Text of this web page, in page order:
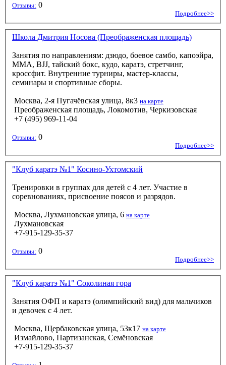
Отзывы: 0
Подробнее>>
Школа Дмитрия Носова (Преображенская площадь)
Занятия по направлениям: дзюдо, боевое самбо, капоэйра,
ММА, BJJ, тайский бокс, кудо, каратэ, стретчинг,
кроссфит. Внутренние турниры, мастер-классы,
семинары и спортивные сборы.
Москва, 2-я Пугачёвская улица, 8к3 на карте
Преображенская площадь, Локомотив, Черкизовская
+7 (495) 969-11-04
Отзывы: 0
Подробнее>>
"Клуб каратэ №1" Косино-Ухтомский
Тренировки в группах для детей с 4 лет. Участие в
соревнованиях, присвоение поясов и разрядов.
Москва, Лухмановская улица, 6 на карте
Лухмановская
+7-915-129-35-37
Отзывы: 0
Подробнее>>
"Клуб каратэ №1" Соколиная гора
Занятия ОФП и каратэ (олимпийский вид) для мальчиков
и девочек с 4 лет.
Москва, Щербаковская улица, 53к17 на карте
Измайлово, Партизанская, Семёновская
+7-915-129-35-37